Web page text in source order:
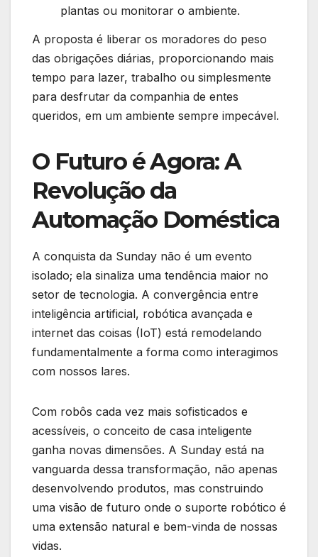
plantas ou monitorar o ambiente.
A proposta é liberar os moradores do peso
das obrigações diárias, proporcionando mais
tempo para lazer, trabalho ou simplesmente
para desfrutar da companhia de entes
queridos, em um ambiente sempre impecável.
O Futuro é Agora: A
Revolução da
Automação Doméstica
A conquista da Sunday não é um evento
isolado; ela sinaliza uma tendência maior no
setor de tecnologia. A convergência entre
inteligência artificial, robótica avançada e
internet das coisas (IoT) está remodelando
fundamentalmente a forma como interagimos
com nossos lares.
Com robôs cada vez mais sofisticados e
acessíveis, o conceito de casa inteligente
ganha novas dimensões. A Sunday está na
vanguarda dessa transformação, não apenas
desenvolvendo produtos, mas construindo
uma visão de futuro onde o suporte robótico é
uma extensão natural e bem-vinda de nossas
vidas.